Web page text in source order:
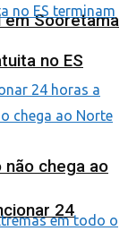
em Sooretama
24
no ES
não chega ao